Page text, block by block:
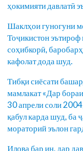
ҳокимияти давлатӣ
Шаклҳои гуногуни
Тоҷикистон эътироф
соҳибкорӣ,
кафолат дода шуд.
Тибқи сиёсати
мамлакат «Дар
30 апрели соли
қабул карда шуд, ба
мораторий эълон
Илова бар ин, дар